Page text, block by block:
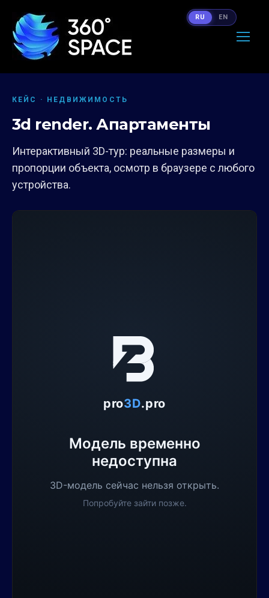
КЕЙС · НЕДВИЖИМОСТЬ
3d render. Апартаменты
Интерактивный 3D-тур: реальные размеры и
пропорции объекта, осмотр в браузере с любого
устройства.
RU EN